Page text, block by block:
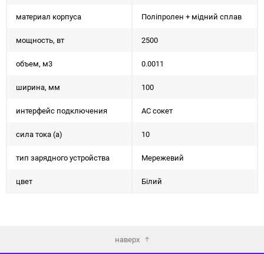
материал корпуса Поліпролен + мідний сплав
мощность, вт 2500
объем, м3 0.0011
ширина, мм 100
интерфейс подключения AC сокет
сила тока (а) 10
тип зарядного устройства Мережевий
цвет Бiлий
наверх